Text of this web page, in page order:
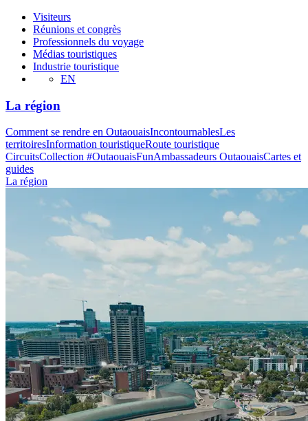
Visiteurs
Réunions et congrès
Professionnels du voyage
Médias touristiques
Industrie touristique
EN
La région
Comment se rendre en OutaouaisIncontournablesLes
territoiresInformation touristiqueRoute touristique
CircuitsCollection #OutaouaisFunAmbassadeurs OutaouaisCartes et
guides
La région